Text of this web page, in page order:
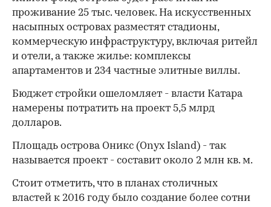
проживание 25 тыс. человек. На искусственных
насыпных островах разместят стадионы,
коммерческую инфраструктуру, включая ритейл
и отели, а также жилье: комплексы
апартаментов и 234 частные элитные виллы.
Бюджет стройки ошеломляет - власти Катара
намерены потратить на проект 5,5 млрд
долларов.
Площадь острова Оникс (Onyx Island) - так
называется проект - составит около 2 млн кв. м.
Стоит отметить, что в планах столичных
властей к 2016 году было создание более сотни